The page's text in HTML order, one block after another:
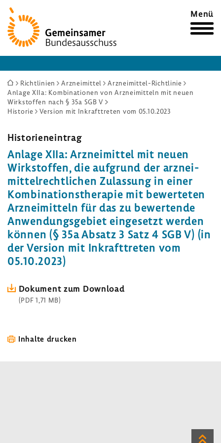
Zur
Startseite
Menü
Sie
sind
hier:
Richtlinien Arzneimittel
Arzneimittel-Richtlinie
Anlage XIIa: Kombinationen von Arzneimitteln mit neuen
Wirkstoffen nach § 35a SGB V
Historie
Version mit Inkrafttreten vom 05.10.2023
Histo­ri­en­ein­trag
Anlage XIIa: Arznei­mittel mit neuen
Wirk­stoffen, die aufgrund der arznei­
mit­tel­recht­li­chen Zulas­sung in einer
Kombi­na­ti­ons­the­rapie mit bewer­teten
Arznei­mit­teln für das zu bewer­tende
Anwen­dungs­ge­biet einge­setzt werden
können (§ 35a Absatz 3 Satz 4 SGB V) (in
der Version mit Inkraft­treten vom
05.10.2023)
Doku­ment zum Down­load
(PDF 1,71 MB)
Inhalte drucken
Zum